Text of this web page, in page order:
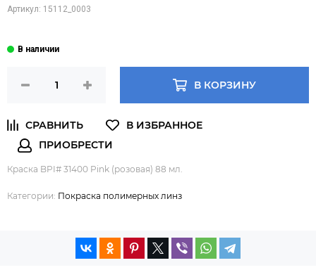
Артикул: 15112_0003
В КОРЗИНУ
Краска BPI# 31400 Pink (розовая) 88 мл.
Категории: Покраска полимерных линз